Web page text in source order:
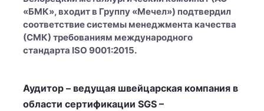
«БМК», входит в Группу «Мечел») подтвердил
соответствие системы менеджмента качества
(СМК) требованиям международного
стандарта ISO 9001:2015.
Аудитор – ведущая швейцарская компания в
области сертификации SGS –